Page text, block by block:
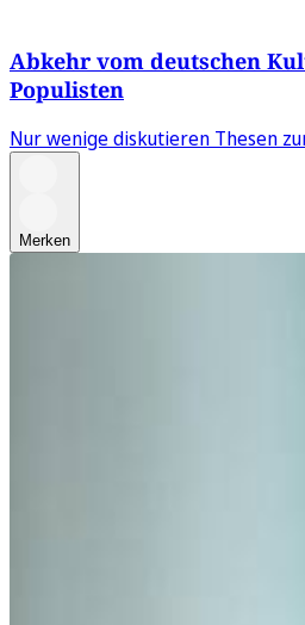
Abkehr vom deutschen
Populisten
Nur wenige diskutieren Thesen
Merken